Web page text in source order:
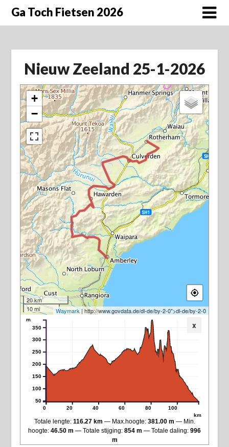
Doorgaan
naar
Ga Toch Fietsen 2026
Nieuw Zeeland 25-1-2026
+
−
20 km
10 mi
Waymark| http://www.govdata.de/dl-de/by-2-0">dl-de/by-2-0
x
0 20 40 60 80 100
km
50
100
150
200
250
300
350
m
Totale lengte: 116.27 km Max.hoogte: 381.00 m
Min.
hoogte: 46.50 m Totale stijging: 854 m Totale daling: 996
m